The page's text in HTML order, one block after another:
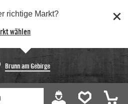
richtige Markt?
wählen
Brunn am Gebirge